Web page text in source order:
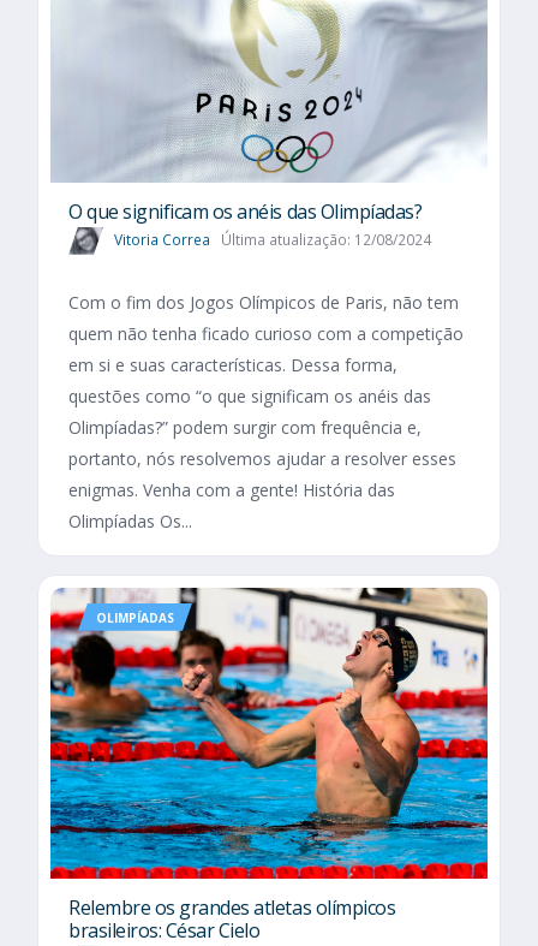
O que significam os anéis das Olimpíadas?
Vitoria Correa Última atualização: 12/08/2024
Com o fim dos Jogos Olímpicos de Paris, não tem
quem não tenha ficado curioso com a competição
em si e suas características. Dessa forma,
questões como “o que significam os anéis das
Olimpíadas?” podem surgir com frequência e,
portanto, nós resolvemos ajudar a resolver esses
enigmas. Venha com a gente! História das
Olimpíadas Os...
OLIMPÍADAS
Relembre os grandes atletas olímpicos
brasileiros: César Cielo